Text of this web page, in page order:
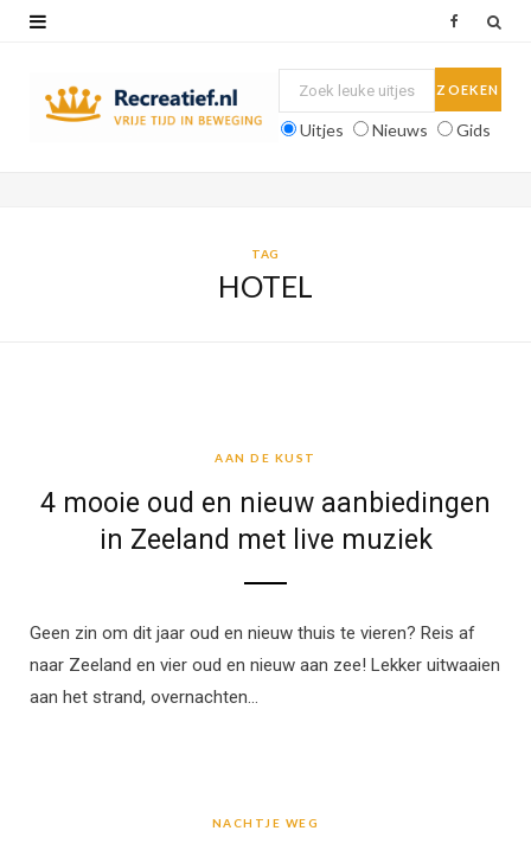
Uitjes Nieuws Gids
TAG
HOTEL
AAN DE KUST
4 mooie oud en nieuw aanbiedingen
in Zeeland met live muziek
Geen zin om dit jaar oud en nieuw thuis te vieren? Reis af
naar Zeeland en vier oud en nieuw aan zee! Lekker uitwaaien
aan het strand, overnachten…
NACHTJE WEG